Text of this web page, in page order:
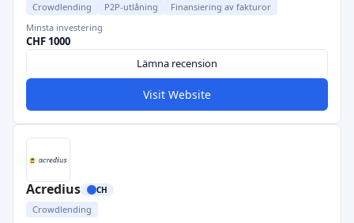
Crowdlending P2P-utlåning
Finansiering av fakturor
Minsta investering
CHF 1000
Lämna recension
Visit Website
Acredius CH
Crowdlending